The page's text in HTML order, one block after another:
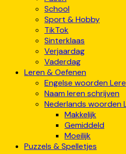
School
Sport & Hobby
TikTok
Sinterklaas
Verjaardag
Vaderdag
Leren & Oefenen
Engelse woorden
Naam leren schrijven
Nederlands woorden
Makkelijk
Gemiddeld
Moeilijk
Puzzels & Spelletjes